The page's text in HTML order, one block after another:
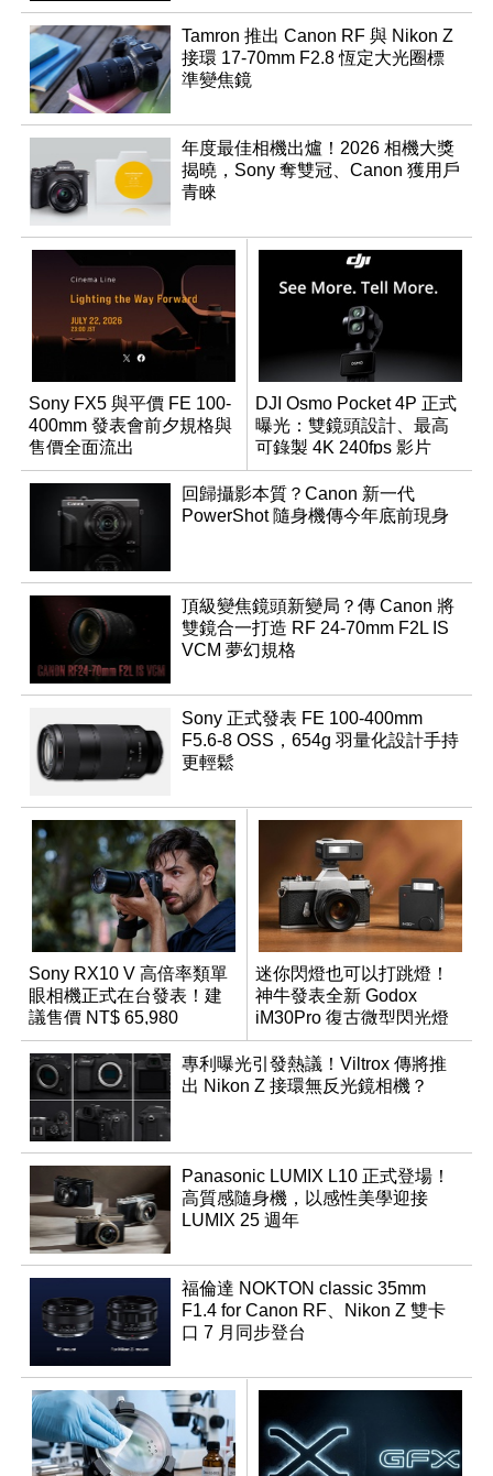
Tamron 推出 Canon RF 與 Nikon Z
接環 17-70mm F2.8 恆定大光圈標
準變焦鏡
年度最佳相機出爐！2026 相機大獎
揭曉，Sony 奪雙冠、Canon 獲用戶
青睞
Sony FX5 與平價 FE 100-
400mm 發表會前夕規格與
售價全面流出
DJI Osmo Pocket 4P 正式
曝光：雙鏡頭設計、最高
可錄製 4K 240fps 影片
回歸攝影本質？Canon 新一代
PowerShot 隨身機傳今年底前現身
頂級變焦鏡頭新變局？傳 Canon 將
雙鏡合一打造 RF 24-70mm F2L IS
VCM 夢幻規格
Sony 正式發表 FE 100-400mm
F5.6-8 OSS，654g 羽量化設計手持
更輕鬆
Sony RX10 V 高倍率類單
眼相機正式在台發表！建
議售價 NT$ 65,980
迷你閃燈也可以打跳燈！
神牛發表全新 Godox
iM30Pro 復古微型閃光燈
專利曝光引發熱議！Viltrox 傳將推
出 Nikon Z 接環無反光鏡相機？
Panasonic LUMIX L10 正式登場！
高質感隨身機，以感性美學迎接
LUMIX 25 週年
福倫達 NOKTON classic 35mm
F1.4 for Canon RF、Nikon Z 雙卡
口 7 月同步登台